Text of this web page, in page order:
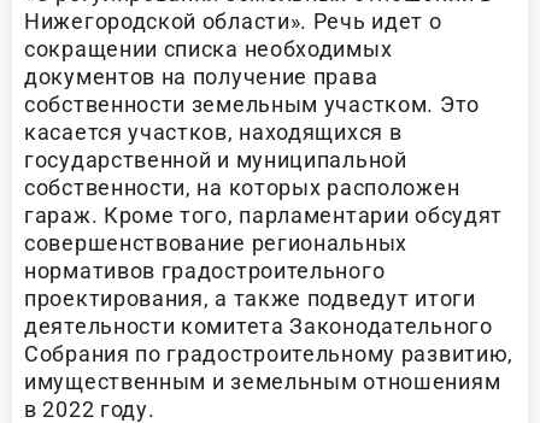
Нижегородской области». Речь идет о
сокращении списка необходимых
документов на получение права
собственности земельным участком. Это
касается участков, находящихся в
государственной и муниципальной
собственности, на которых расположен
гараж. Кроме того, парламентарии обсудят
совершенствование региональных
нормативов градостроительного
проектирования, а также подведут итоги
деятельности комитета Законодательного
Собрания по градостроительному развитию,
имущественным и земельным отношениям
в 2022 году.